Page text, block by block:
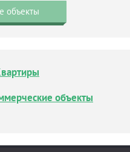
объекты
объекты